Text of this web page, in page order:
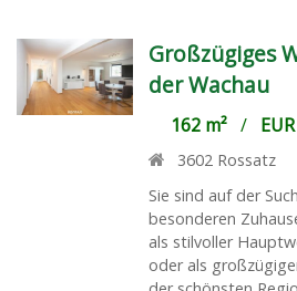
Großzügiges
der Wachau
162 m²/
3602 Rossatz
Sie sind auf der
besonderen
als stilvoller
oder als